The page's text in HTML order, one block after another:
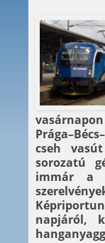
cseh
sorozatú
immár a
napjáról,